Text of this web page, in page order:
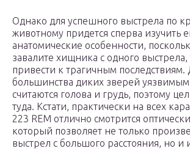
Однако для успешного выстрела по
животному придется сперва изучить
анатомические особенности,
завалите хищника с одного выстрела,
привести к трагичным последствиям.
большинства диких зверей
считаются голова и грудь, поэтому
туда. Кстати, практически на всех
223 REM отлично смотрится
который позволяет не только
выстрел с большого расстояния, но и